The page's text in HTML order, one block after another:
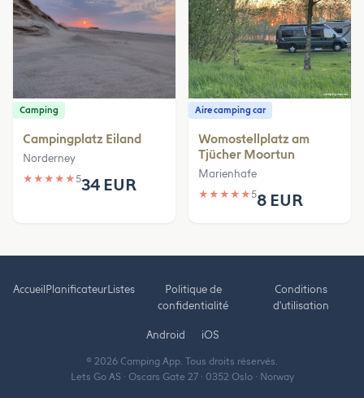
Camping
Campingplatz Eiland
Norderney
★ ★ ★ ★ ★534 EUR
Aire camping car
Womostellplatz am
Tjücher Moortun
Marienhafe
★ ★ ★ ★ ★58 EUR
AccueilPlanificateurListes
Politique de
confidentialité
Conditions
d'utilisation
Android iOS
© 2026 Camping App. Tous droits réservés.
Lets Go AS · Oscars Gate 27 · 0352 Oslo · Norway